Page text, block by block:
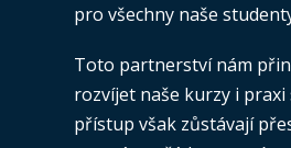
pro všechny naše
Toto partnerství nám
rozvíjet naše kurzy i
přístup však zůstávají